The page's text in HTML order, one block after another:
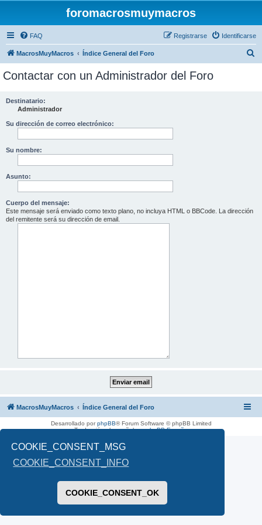
COOKIE_CONSENT_MSG
COOKIE_CONSENT_INFO
COOKIE_CONSENT_OK
foromacrosmuymacros
FAQ Identificarse
Registrarse
MacrosMuyMacros Índice General del Foro
Contactar con un Administrador del Foro
Destinatario:
Administrador
Su dirección de correo electrónico:
Su nombre:
Asunto:
Cuerpo del mensaje:
Este mensaje será enviado como texto plano, no incluya HTML o BBCode. La dirección
del remitente será su dirección de email.
MacrosMuyMacros Índice General del Foro
Desarrollado porphpBB® Forum Software © phpBB Limited
Traducción al español porphpBB España